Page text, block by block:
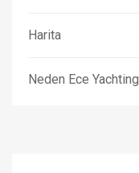
Harita
Neden Ece Yachting